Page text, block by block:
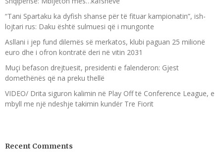
“Tani Spartaku ka dyfish shanse për të fituar kampionatin”, ish-
lojtari rus: Daku është sulmuesi që i mungonte
Asllani i jep fund dilemës së merkatos, klubi paguan 25 milionë
euro dhe i ofron kontratë deri në vitin 2031
Muçi befason drejtuesit, presidenti e falenderon: Gjest
domethënës që na preku thellë
VIDEO/ Drita siguron kalimin në Play Off të Conference League, e
mbyll me një ndeshje takimin kundër Tre Fiorit
Recent Comments